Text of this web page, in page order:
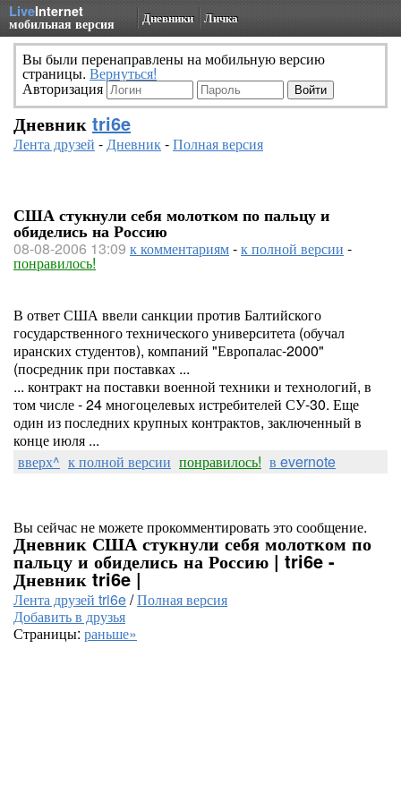
LiveInternet
мобильная версия Дневники Личка
Вы были перенаправлены на мобильную версию
страницы. Вернуться!
Авторизация
Дневник tri6e
Лента друзей -Дневник-Полная версия
США стукнули себя молотком по пальцу и
обиделись на Россию
08-08-2006 13:09 к комментариям-к полной версии -
понравилось!
В ответ США ввели санкции против Балтийского
государственного технического университета (обучал
иранских студентов), компаний "Европалас-2000"
(посредник при поставках ...
... контракт на поставки военной техники и технологий, в
том числе - 24 многоцелевых истребителей СУ-30. Еще
один из последних крупных контрактов, заключенный в
конце июля ...
вверх^ к полной версии понравилось! в evernote
Вы сейчас не можете прокомментировать это сообщение.
Дневник США стукнули себя молотком по
пальцу и обиделись на Россию | tri6e -
Дневник tri6e |
Лента друзей tri6e/Полная версия
Добавить в друзья
Страницы: раньше»